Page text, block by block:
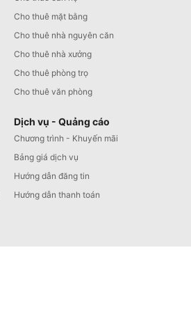
Cho thuê mặt bằng
Cho thuê nhà nguyên căn
Cho thuê nhà xưởng
Cho thuê phòng trọ
Cho thuê văn phòng
Dịch vụ - Quảng cáo
Chương trình - Khuyến mãi
Bảng giá dịch vụ
Hướng dẫn đăng tin
Hướng dẫn thanh toán